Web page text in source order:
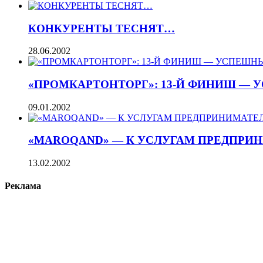
КОНКУРЕНТЫ ТЕСНЯТ…
28.06.2002
«ПРОМКАРТОНТОРГ»: 13-Й ФИНИШ —
09.01.2002
«MAROQAND» — К УСЛУГАМ
13.02.2002
Реклама